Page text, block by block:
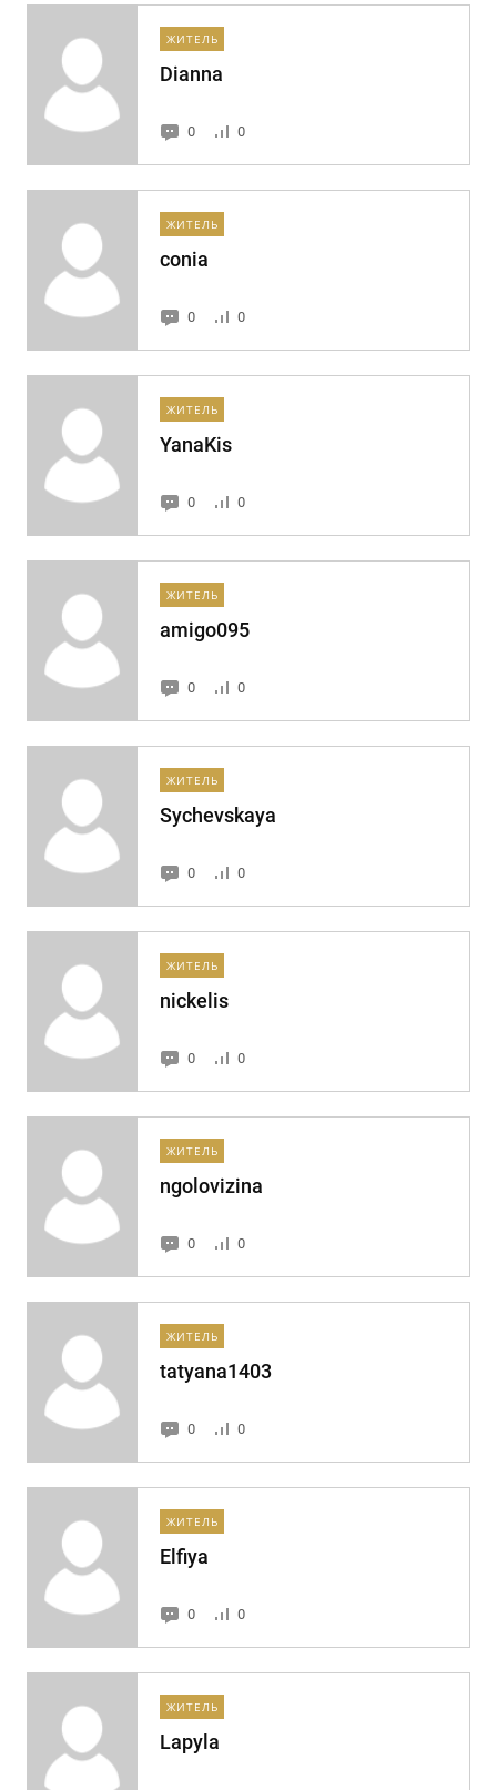
ЖИТЕЛЬ
Dianna
0 0
ЖИТЕЛЬ
conia
0 0
ЖИТЕЛЬ
YanaKis
0 0
ЖИТЕЛЬ
amigo095
0 0
ЖИТЕЛЬ
Sychevskaya
0 0
ЖИТЕЛЬ
nickelis
0 0
ЖИТЕЛЬ
ngolovizina
0 0
ЖИТЕЛЬ
tatyana1403
0 0
ЖИТЕЛЬ
Elfiya
0 0
ЖИТЕЛЬ
Lapyla